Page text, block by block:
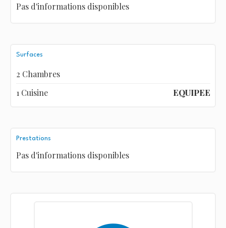
Pas d'informations disponibles
Surfaces
2 Chambres
1 Cuisine
EQUIPEE
Prestations
Pas d'informations disponibles